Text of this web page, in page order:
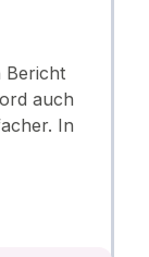
Bericht
auch
In